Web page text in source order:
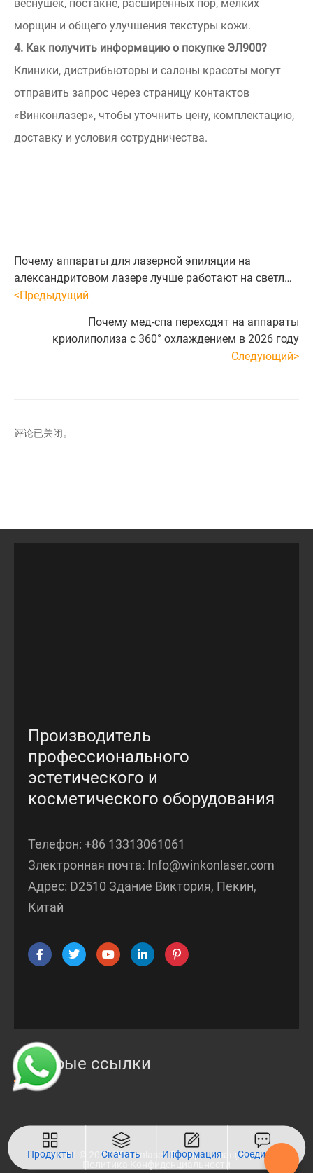
веснушек, постакне, расширенных пор, мелких
морщин и общего улучшения текстуры кожи.
4. Как получить информацию о покупке ЭЛ900?
Клиники, дистрибьюторы и салоны красоты могут
отправить запрос через страницу контактов
«Винконлазер», чтобы уточнить цену, комплектацию,
доставку и условия сотрудничества.
Почему аппараты для лазерной эпиляции на
александритовом лазере лучше работают на светлых
типах кожи
<Предыдущий
Почему мед-спа переходят на аппараты
криолиполиза с 360° охлаждением в 2026 году
Следующий>
评论已关闭。
Производитель
профессионального
эстетического и
косметического оборудования
Телефон: +86 13313061061
Злектронная почта: Info@winkonlaser.com
Адрес: D2510 Здание Виктория, Пекин,
Китай
Быстрые ссылки
Copyright © 2022 Winkonlaser. Все права защищены.
Продукты Скачать Информация Соединять